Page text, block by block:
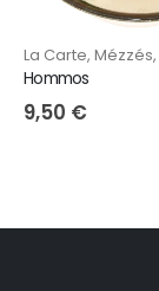
La Carte, Mézzés,
Hommos
9,50 €